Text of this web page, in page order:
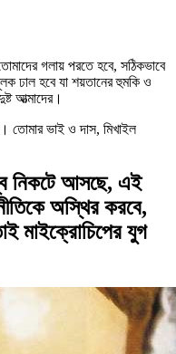
গলায় পরতে হবে, সঠিকভাবে
ঢাল হবে যা শয়তানের হুমকি ও
আত্মাদের।
তোমার ভাই ও দাস, মিখাইল
নিকটে আসছে, এই
অস্থির করবে,
মাইক্রোচিপের যুগ